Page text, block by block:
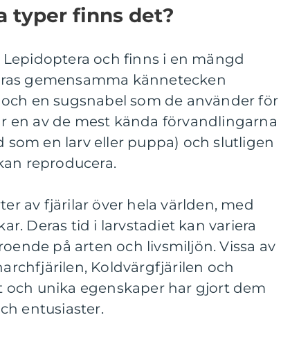
typer finns det?
och finns i en mängd
gemensamma kännetecken
en sugsnabel som de använder för
en av de mest kända förvandlingarna
som en larv eller puppa) och slutligen
reproducera.
av fjärilar över hela världen, med
Deras tid i larvstadiet kan variera
på arten och livsmiljön. Vissa av
Koldvärgfjärilen och
och unika egenskaper har gjort dem
entusiaster.